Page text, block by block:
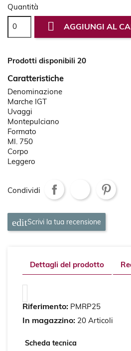
Quantità
 AGGIUNGI AL
Prodotti disponibili 20
Caratteristiche
Denominazione
Marche IGT
Uvaggi
Montepulciano
Formato
Ml. 750
Corpo
Leggero
Condividi
Scrivi la tua recensione
Dettagli del prodotto
Riferimento: PMRP25
In magazzino: 20 Articoli
Scheda tecnica